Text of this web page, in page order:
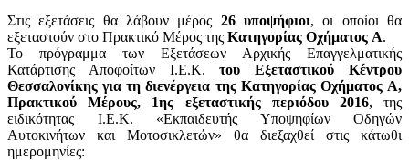
Στις εξετάσεις θα λάβουν μέρος 26 υποψήφιοι, οι οποίοι θα
εξεταστούν στο Πρακτικό Μέρος της Κατηγορίας Οχήματος A.
Το πρόγραμμα των Εξετάσεων Αρχικής Επαγγελματικής
Κατάρτισης Αποφοίτων Ι.Ε.Κ.του Εξεταστικού Κέντρου
Θεσσαλονίκης για τη διενέργεια της Κατηγορίας Οχήματος A,
Πρακτικού Μέρους, 1ης εξεταστικής περιόδου 2016, της
ειδικότητας Ι.Ε.Κ. «Εκπαιδευτής Υποψηφίων Οδηγών
Αυτοκινήτων και Μοτοσικλετών» θα διεξαχθεί στις κάτωθι
ημερομηνίες: